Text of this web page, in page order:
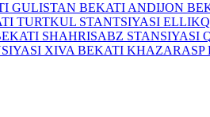
GULISTAN BEKATI ANDIJON
TURTKUL STANTSIYASI
SHAHRISABZ STANSIYASI
XIVA BEKATI KHAZARASP